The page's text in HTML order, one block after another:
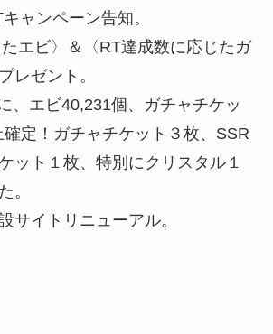
ャンペーン告知。
たエビ〉＆〈RT達成数に応じたガ
レゼント。
、エビ40,231個、ガチャチケッ
確定！ガチャチケット３枚、SSR
ット１枚、特別にクリスタル１
。
サイトリニューアル。